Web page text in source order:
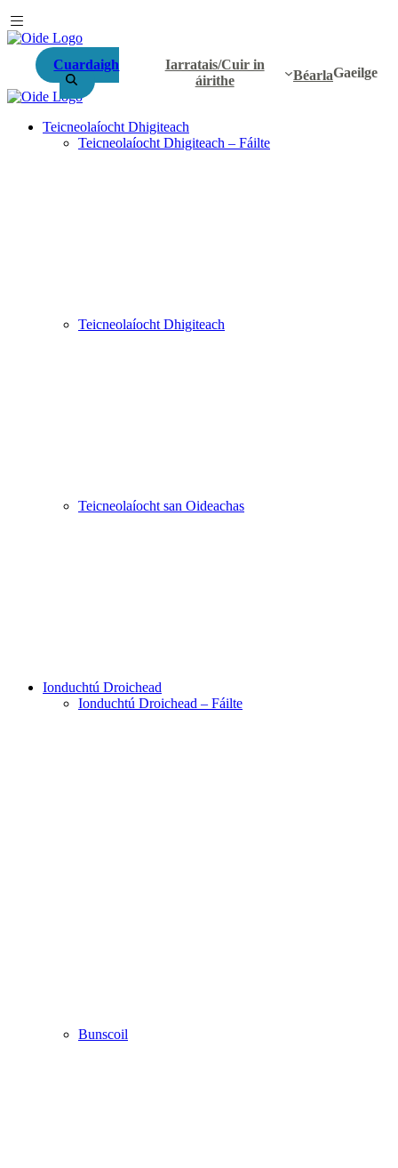
Cuardaigh
Iarratais/Cuir in
áirithe
BéarlaGaeilge
Teicneolaíocht Dhigiteach
Teicneolaíocht Dhigiteach – Fáilte
Teicneolaíocht Dhigiteach
Teicneolaíocht san Oideachas
Ionduchtú Droichead
Ionduchtú Droichead – Fáilte
Bunscoil